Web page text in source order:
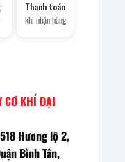
Thanh toán
khi nhận hàng
CƠ KHÍ ĐẠI
Hương lộ 2,
Bình Tân,